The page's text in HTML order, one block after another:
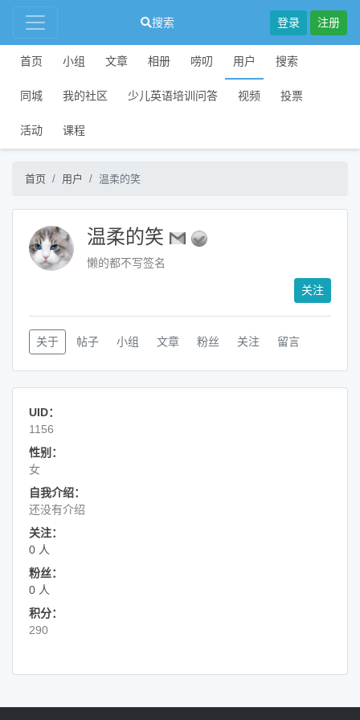
搜索 登录 注册
首页 小组 文章 相册 唠叨 用户 搜索
同城 我的社区 少儿英语培训问答 视频 投票
活动 课程
首页 用户 温柔的笑
温柔的笑
懒的都不写签名
关注
关于 帖子 小组 文章 粉丝 关注 留言
UID：
1156
性别：
女
自我介绍：
还没有介绍
关注：
0 人
粉丝：
0 人
积分：
290